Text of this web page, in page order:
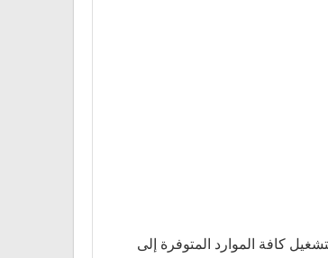
كافة الموارد المتوفرة إلى